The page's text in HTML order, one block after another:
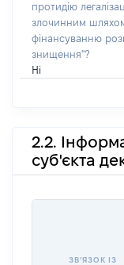
протидію
злочинним
фінансуванню
знищення"?
Ні
2.2.
суб'єкта
ЗВʼЯЗОК ІЗ